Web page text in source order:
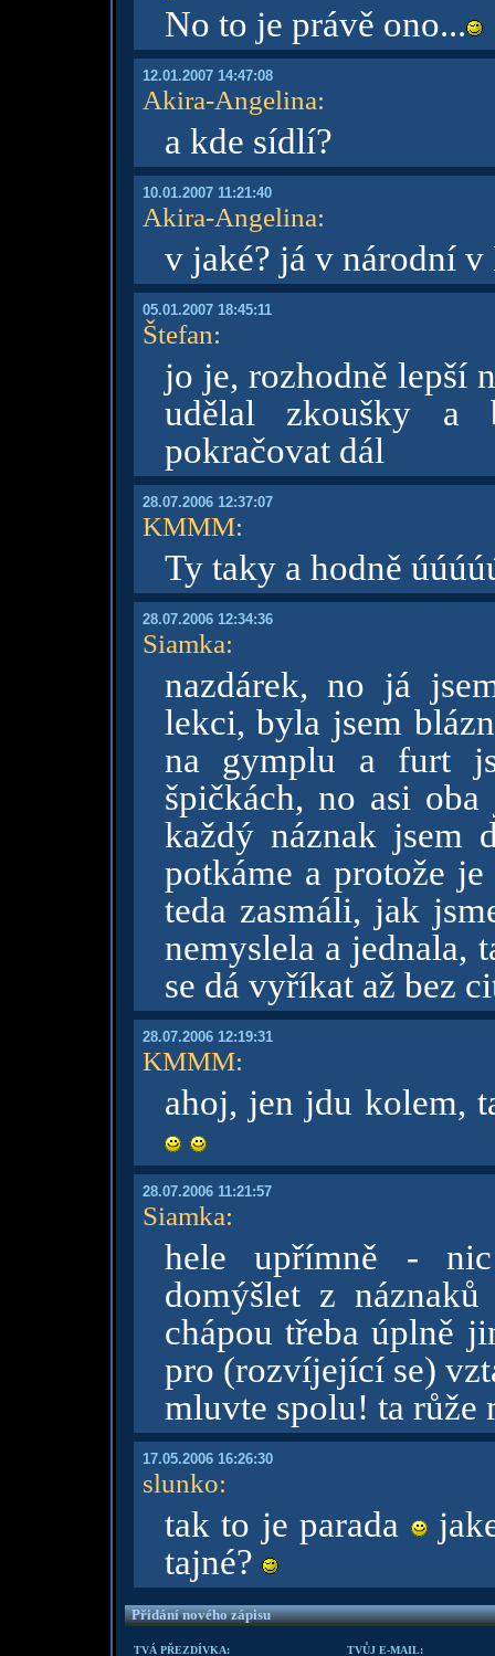
No to je právě ono...
12.01.2007 14:47:08
Akira-Angelina:
a kde sídlí?
10.01.2007 11:21:40
Akira-Angelina:
v jaké? já v národní
05.01.2007 18:45:11
Štefan:
jo je, rozhodně lepší
udělal zkoušky a
pokračovat dál
28.07.2006 12:37:07
KMMM:
Ty taky a hodně
28.07.2006 12:34:36
Siamka:
nazdárek, no já
lekci, byla jsem
na gymplu a furt
špičkách, no asi
každý náznak jsem
potkáme a protože
teda zasmáli, jak
nemyslela a jednala,
se dá vyříkat až bez
28.07.2006 12:19:31
KMMM:
ahoj, jen jdu kolem,
28.07.2006 11:21:57
Siamka:
hele upřímně -
domýšlet z
chápou třeba úplně
pro (rozvíjející se)
mluvte spolu! ta růže
17.05.2006 16:26:30
slunko:
tak to je parada
tajné?
Přidání nového zápisu
TVÁ PŘEZDÍVKA: TVŮJ E-MAIL: